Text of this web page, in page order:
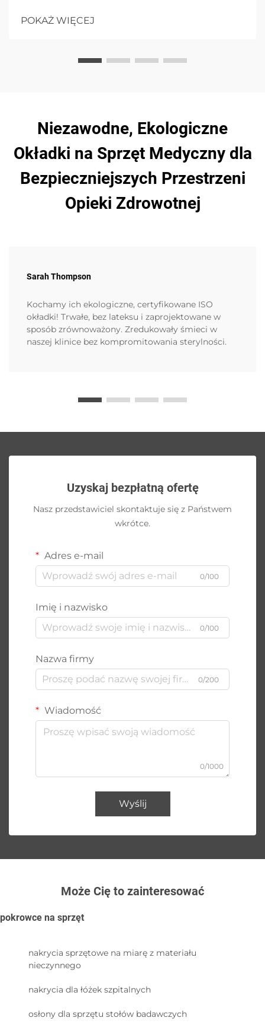
oraz trwałość. Odkryj ich zastosowania w
kombinezonach operacyjnych, pielęgnacji ran oraz
zrozumienia nowoczesnych tekstylów medycznych.
POKAŻ WIĘCEJ
Niezawodne, Ekologiczne
Okładki na Sprzęt Medyczny dla
Bezpieczniejszych Przestrzeni
Opieki Zdrowotnej
Sarah Thompson
Kochamy ich ekologiczne, certyfikowane ISO
okładki! Trwałe, bez lateksu i zaprojektowane w
sposób zrównoważony. Zredukowały śmieci w
naszej klinice bez kompromitowania sterylności.
Uzyskaj bezpłatną ofertę
Nasz przedstawiciel skontaktuje się z Państwem
wkrótce.
Adres e-mail
0/100
Imię i nazwisko
0/100
Nazwa firmy
0/200
Wiadomość
0/1000
Wyślij
Może Cię to zainteresować
pokrowce na sprzęt
nakrycia sprzętowe na miarę z materiału
nieczynnego
nakrycia dla łóżek szpitalnych
osłony dla sprzętu stołów badawczych